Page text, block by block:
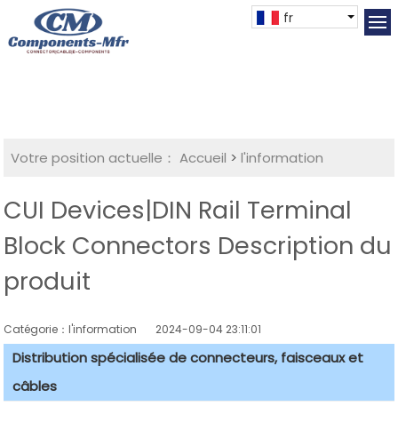
fr
Votre position actuelle： Accueil >l'information
CUI Devices|DIN Rail Terminal
Block Connectors Description du
produit
Catégorie：l'information 2024-09-04 23:11:01
Distribution spécialisée de connecteurs, faisceaux et
câbles